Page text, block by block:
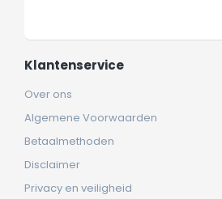
Klantenservice
Over ons
Algemene Voorwaarden
Betaalmethoden
Disclaimer
Privacy en veiligheid